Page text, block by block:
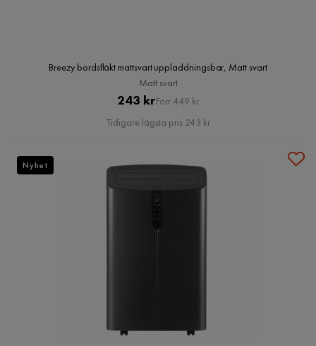
Breezy bordsfläkt mattsvart uppladdningsbar, Matt svart
Matt svart
Pris
243 krOriginal
Pris
Förr 449 kr
Tidigare lägsta pris 243 kr
Nyhet